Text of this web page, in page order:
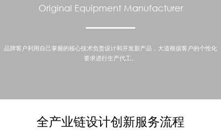
Original Equipment Manufacturer
品牌客户利用自己掌握的核心技术负责设计和开发新产品，大道根据客户的个性化
要求进行生产代工。
还能整合中国制造重镇——东莞，乃至全国的供应链资源，为客户提供超乎预期的
全产业链设计创新服务流程